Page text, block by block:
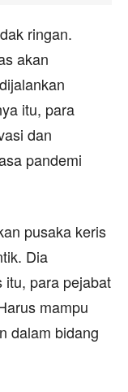
ringan.
akan
itu, para
dan
pandemi
pusaka keris
Dia
itu, para pejabat
mampu
dalam bidang